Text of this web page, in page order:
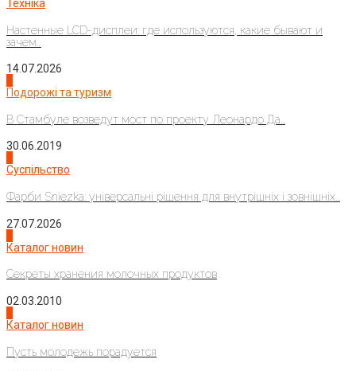
Техніка
Настенные LCD-дисплеи: где используются, какие бывают и
зачем...
14.07.2026
Подорожі та туризм
В Стамбуле возведут мост по проекту Леонардо Да...
30.06.2019
Суспільство
Фарби Sniezka: універсальні рішення для внутрішніх і зовнішніх...
27.07.2026
Каталог новин
Секреты хранения молочных продуктов
02.03.2010
Каталог новин
Пусть молодежь порадуется